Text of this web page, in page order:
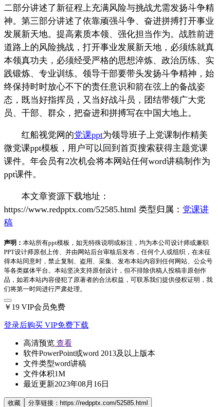
二部分讲述了新征程上充满风险与挑战尤需发扬斗争精
神。第三部分讲述了依靠顽强斗争、奋进拼搏打开事业
发展新天地。提高素质本领、强化担当作为。战胜前进
道路上的风险挑战，打开事业发展新天地，必须练就真
本领真功夫，必须经受严格的思想淬炼、政治历练、实
践锻炼、专业训练。领导干部要带头发扬斗争精神，始
终保持时时放心不下的责任意识和箭在弦上的备战姿
态，既当好指挥员，又当好战斗员，团结带领广大党
员、干部、群众，把奋进和拼搏写在中国大地上。
红船视觉网的党课ppt为领导班子上党课制作精美
微党课ppt模板，用户可以回到首页搜索获得主题党课
课件。年会员有2次机会将本网站任何word讲稿制作为
ppt课件。
本文章资源下载地址：
https://www.redpptx.com/52585.html 类型归属： 党课讲
稿
声明： 本站所有ppt模板，如无特殊说明或标注，均为本公司设计师或兼职
PPT设计师原创上传、并由网站后台审核后发布，任何个人或组织，在未征
得本站同意时，禁止复制、盗用、采集、发布本站内容到任何网站、公众号
等各类媒体平台。本站坚决支持原创设计，但不排除供稿人投稿非原创作
品，如若本站内容侵犯了原著者的合法权益，可联系我们提供侵权证明，我
们将第一时间进行严肃处理。
￥19 VIP会员免费
登录后购买 VIP免费下载
高清预览 查看
软件PowerPoint或word 2013及以上版本
文件类型word讲稿
文件体积1M
最近更新2023年08月16日
收藏 分享链接：https://redpptx.com/52585.html